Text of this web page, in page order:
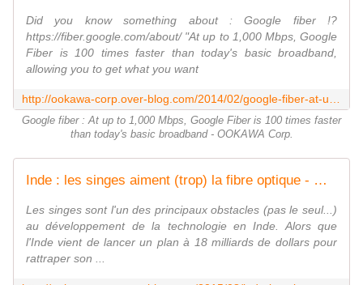
Did you know something about : Google fiber !?
https://fiber.google.com/about/ "At up to 1,000 Mbps, Google
Fiber is 100 times faster than today's basic broadband,
allowing you to get what you want
Google fiber : At up to 1,000 Mbps, Google Fiber is 100 times faster
than today's basic broadband - OOKAWA Corp.
Inde : les singes aiment (trop) la fibre optique - OOKAWA Corp.
Les singes sont l'un des principaux obstacles (pas le seul...)
au développement de la technologie en Inde. Alors que
l'Inde vient de lancer un plan à 18 milliards de dollars pour
rattraper son ...